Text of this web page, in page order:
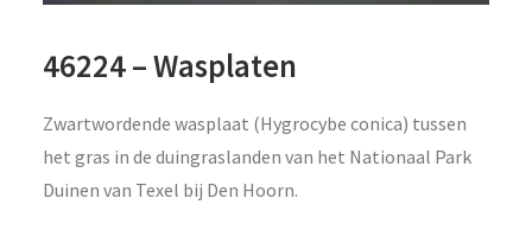
46224 – Wasplaten
Zwartwordende wasplaat (Hygrocybe conica) tussen
het gras in de duingraslanden van het Nationaal Park
Duinen van Texel bij Den Hoorn.